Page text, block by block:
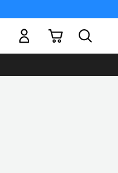
Mi carrito